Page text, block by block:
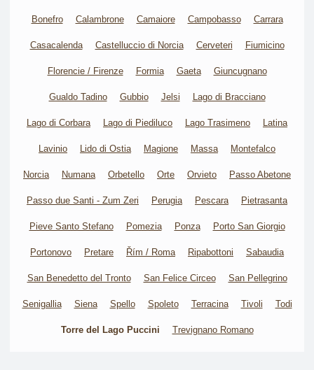
Bonefro Calambrone Camaiore Campobasso Carrara
Casacalenda Castelluccio di Norcia Cerveteri Fiumicino
Florencie / Firenze Formia Gaeta Giuncugnano
Gualdo Tadino Gubbio Jelsi Lago di Bracciano
Lago di Corbara Lago di Piediluco Lago Trasimeno Latina
Lavinio Lido di Ostia Magione Massa Montefalco
Norcia Numana Orbetello Orte Orvieto Passo Abetone
Passo due Santi - Zum Zeri Perugia Pescara Pietrasanta
Pieve Santo Stefano Pomezia Ponza Porto San Giorgio
Portonovo Pretare Řím / Roma Ripabottoni Sabaudia
San Benedetto del Tronto San Felice Circeo San Pellegrino
Senigallia Siena Spello Spoleto Terracina Tivoli Todi
Torre del Lago Puccini Trevignano Romano